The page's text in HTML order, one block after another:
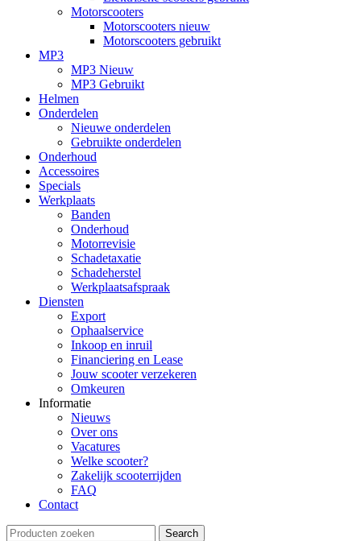
Motorscooters
Motorscooters nieuw
Motorscooters gebruikt
MP3
MP3 Nieuw
MP3 Gebruikt
Helmen
Onderdelen
Nieuwe onderdelen
Gebruikte onderdelen
Onderhoud
Accessoires
Specials
Werkplaats
Banden
Onderhoud
Motorrevisie
Schadetaxatie
Schadeherstel
Werkplaatsafspraak
Diensten
Export
Ophaalservice
Inkoop en inruil
Financiering en Lease
Jouw scooter verzekeren
Omkeuren
Informatie
Nieuws
Over ons
Vacatures
Welke scooter?
Zakelijk scooterrijden
FAQ
Contact
Search